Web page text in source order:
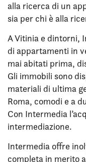
alla ricerca di un
sia per chi è alla
A Vitinia e dintorni,
di appartamenti in
mai abitati prima,
Gli immobili sono
materiali di ultima
Roma, comodi e a
Con Intermedia
intermediazione.
Intermedia offre
completa in merito